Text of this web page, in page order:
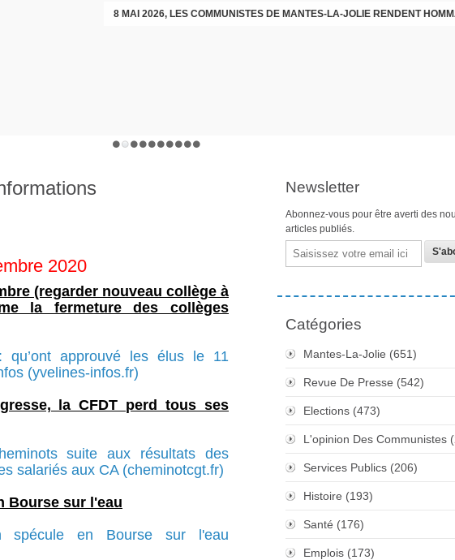
VOEUX DES COMMUNISTES DIMANCHE DERNIER.
2020
(regarder nouveau collège à
la fermeture des collèges
qu’ont approuvé les élus le 11
(yvelines-infos.fr)
la CFDT perd tous ses
suite aux résultats des
salariés aux CA (cheminotcgt.fr)
Bourse sur l'eau
spécule en Bourse sur l'eau
Newsletter
Abonnez-vous pour être averti des
articles publiés.
Email
Catégories
Mantes-La-Jolie (651)
Revue De Presse (542)
Elections (473)
L'opinion Des Communistes
Services Publics (206)
Histoire (193)
Santé (176)
Emplois (173)